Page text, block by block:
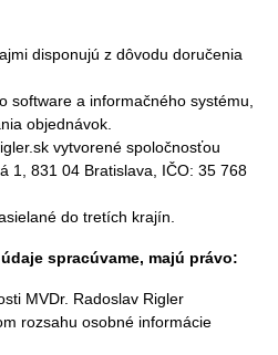
disponujú z dôvodu doručenia
software a informačného systému,
objednávok.
vytvorené spoločnosťou
1, 831 04 Bratislava, IČO: 35 768
do tretích krajín.
spracúvame, majú právo:
MVDr. Radoslav Rigler
rozsahu osobné informácie